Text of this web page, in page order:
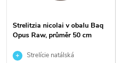
Strelitzia nicolai v obalu Baq
Opus Raw, průměr 50 cm
Strelície natálská